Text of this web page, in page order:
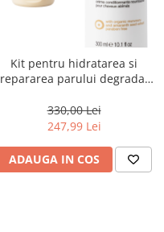
Kit pentru hidratarea si
repararea parului degradat
330,00 Lei
247,99 Lei
ADAUGA IN COS